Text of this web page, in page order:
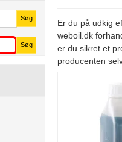
Søg
Søg
Er du på udkig
weboil.dk
er du sikret et
producenten